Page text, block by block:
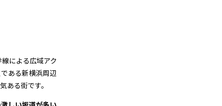
による広域アク
ある新横浜周辺
ある街です。